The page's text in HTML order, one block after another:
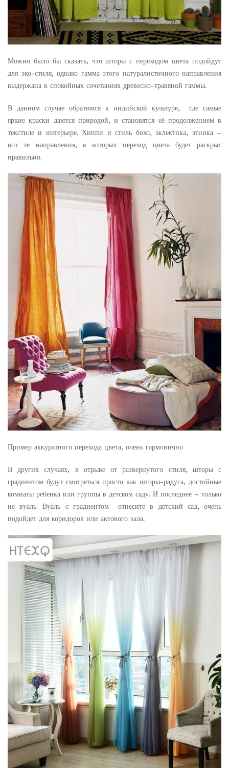
Можно было бы сказать, что шторы с переходом цвета подойдут
для эко-стиля, однако гамма этого натуралистичного направления
выдержана в спокойных сочетаниях древесно-травяной гаммы.
В данном случае обратимся к индийской культуре, где самые
яркие краски даются природой, и становятся её продолжением в
текстиле и интерьере. Хиппи и стиль бохо, эклектика, этника –
вот те направления, в которых переход цвета будет раскрыт
правильно.
Пример аккуратного перехода цвета, очень гармонично
В других случаях, в отрыве от развернутого стиля, шторы с
градиентом будут смотреться просто как шторы-радуга, достойные
комнаты ребенка или группы в детском саду. И последнее – только
не вуаль. Вуаль с градиентом отнесите в детский сад, очень
подойдет для коридоров или актового зала.